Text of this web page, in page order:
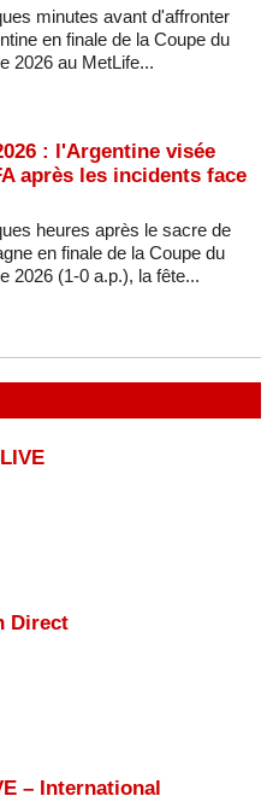
minutes avant d'affronter
en finale de la Coupe du
2026 au MetLife...
: l'Argentine visée
après les incidents face
heures après le sacre de
en finale de la Coupe du
2026 (1-0 a.p.), la fête...
Direct
– International